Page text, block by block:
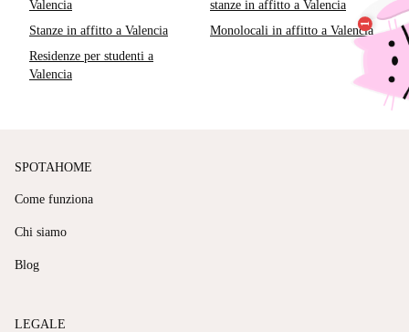
Valencia
stanze in affitto a Valencia
Stanze in affitto a Valencia
Monolocali in affitto a Valencia
Residenze per studenti a
Valencia
SPOTAHOME
Come funziona
Chi siamo
Blog
LEGALE